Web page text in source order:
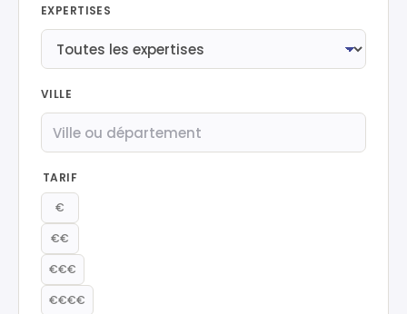
EXPERTISES
VILLE
TARIF
€
€€
€€€
€€€€